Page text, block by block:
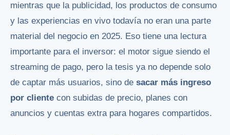
mientras que la publicidad, los productos de consumo
y las experiencias en vivo todavía no eran una parte
material del negocio en 2025. Eso tiene una lectura
importante para el inversor: el motor sigue siendo el
streaming de pago, pero la tesis ya no depende solo
de captar más usuarios, sino de sacar más ingreso
por cliente con subidas de precio, planes con
anuncios y cuentas extra para hogares compartidos.